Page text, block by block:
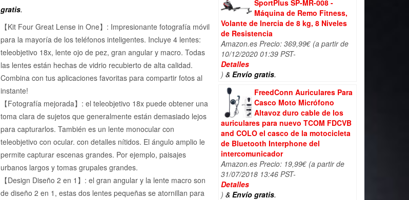
gratis.
【Kit Four Great Lense in One】: Impresionante fotografía móvil
para la mayoría de los teléfonos inteligentes. Incluye 4 lentes:
teleobjetivo 18x, lente ojo de pez, gran angular y macro. Todas
las lentes están hechas de vidrio recubierto de alta calidad.
Combina con tus aplicaciones favoritas para compartir fotos al
instante!
【Fotografía mejorada】: el teleobjetivo 18x puede obtener una
toma clara de sujetos que generalmente están demasiado lejos
para capturarlos. También es un lente monocular con
teleobjetivo con ocular. con detalles nítidos. El ángulo amplio le
permite capturar escenas grandes. Por ejemplo, paisajes
urbanos largos y tomas grupales grandes.
【Design Diseño 2 en 1】: el gran angular y la lente macro son
de diseño 2 en 1, estas dos lentes pequeñas se atornillan para
SportPlus SP-MR-008 -
Máquina de Remo Fitness,
Volante de Inercia de 8 kg, 8 Niveles
de Resistencia
Amazon.es Precio: 369,99€ (a partir de
10/12/2020 01:39 PST-
Detalles
) & Envío gratis.
FreedConn Auriculares Para
Casco Moto Micrófono
Altavoz duro cable de los
auriculares para nuevo TCOM FDCVB
and COLO el casco de la motocicleta
de Bluetooth Interphone del
intercomunicador
Amazon.es Precio: 19,99€ (a partir de
31/07/2018 13:46 PST-
Detalles
) & Envío gratis.